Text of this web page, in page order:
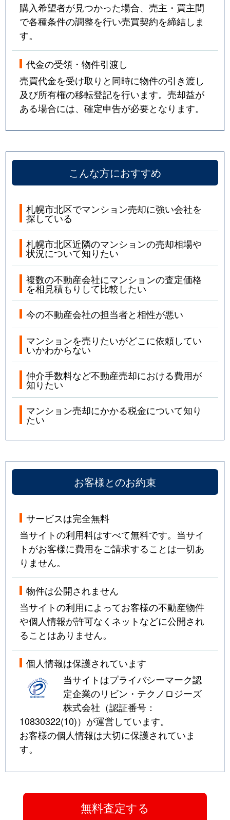
購入希望者が見つかった場合、売主・買主間
で各種条件の調整を行い売買契約を締結しま
す。
代金の受領・物件引渡し
売買代金を受け取りと同時に物件の引き渡し
及び所有権の移転登記を行います。売却益が
ある場合には、確定申告が必要となります。
こんな方におすすめ
札幌市北区でマンション売却に強い会社を
探している
札幌市北区近隣のマンションの売却相場や
状況について知りたい
複数の不動産会社にマンションの査定価格
を相見積もりして比較したい
今の不動産会社の担当者と相性が悪い
マンションを売りたいがどこに依頼してい
いかわからない
仲介手数料など不動産売却における費用が
知りたい
マンション売却にかかる税金について知り
たい
お客様とのお約束
サービスは完全無料
当サイトの利用料はすべて無料です。当サイ
トがお客様に費用をご請求することは一切あ
りません。
物件は公開されません
当サイトの利用によってお客様の不動産物件
や個人情報が許可なくネットなどに公開され
ることはありません。
個人情報は保護されています
当サイトはプライバシーマーク認
定企業のリビン・テクノロジーズ
株式会社（認証番号：
10830322(10)）が運営しています。
お客様の個人情報は大切に保護されていま
す。